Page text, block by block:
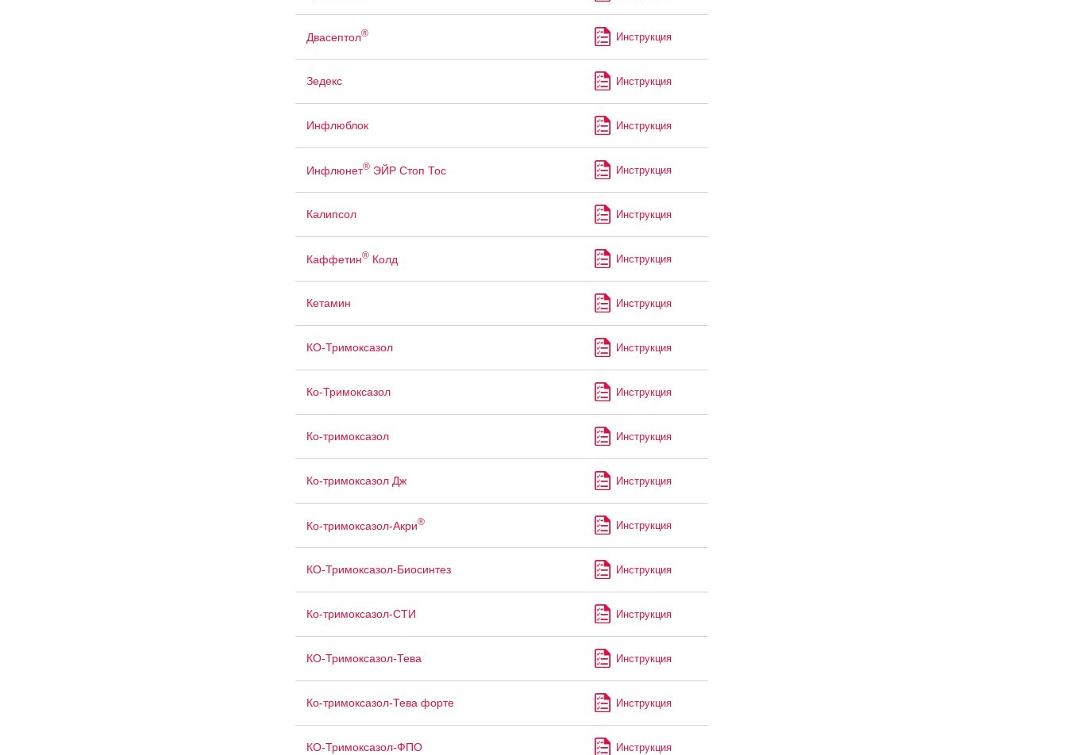
Двасептол® Инструкция
Зедекс Инструкция
Инфлюблок Инструкция
Инфлюнет®ЭЙР Стоп Тос Инструкция
Калипсол Инструкция
Каффетин®Колд Инструкция
Кетамин Инструкция
КО-Тримоксазол Инструкция
Ко-Тримоксазол Инструкция
Ко-тримоксазол Инструкция
Ко-тримоксазол Дж Инструкция
Ко-тримоксазол-Акри® Инструкция
КО-Тримоксазол-Биосинтез Инструкция
Ко-тримоксазол-СТИ Инструкция
КО-Тримоксазол-Тева Инструкция
Ко-тримоксазол-Тева форте Инструкция
КО-Тримоксазол-ФПО Инструкция